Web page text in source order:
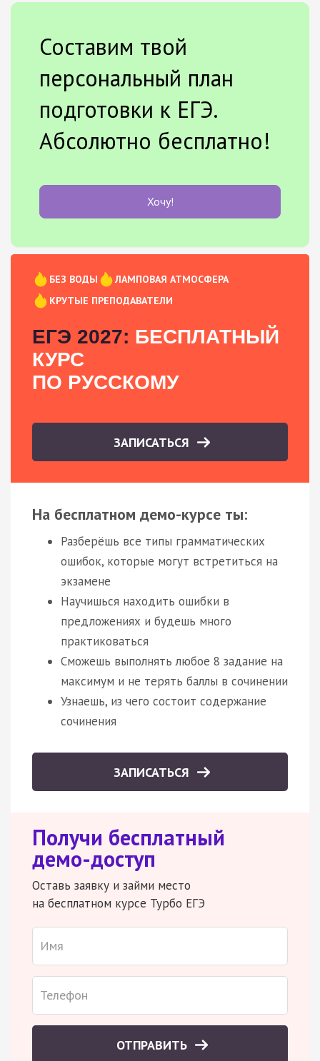
Составим твой
персональный план
подготовки к ЕГЭ.
Абсолютно бесплатно!
Хочу!
БЕЗ ВОДЫ
ЛАМПОВАЯ АТМОСФЕРА
КРУТЫЕ ПРЕПОДАВАТЕЛИ
ЕГЭ 2027: БЕСПЛАТНЫЙ
КУРС
ПО РУССКОМУ
ЗАПИСАТЬСЯ
На бесплатном демо-курсе ты:
Разберёшь все типы грамматических
ошибок, которые могут встретиться на
экзамене
Научишься находить ошибки в
предложениях и будешь много
практиковаться
Сможешь выполнять любое 8 задание на
максимум и не терять баллы в сочинении
Узнаешь, из чего состоит содержание
сочинения
ЗАПИСАТЬСЯ
Получи бесплатный
демо-доступ
Оставь заявку и займи место
на бесплатном курсе Турбо ЕГЭ
ОТПРАВИТЬ